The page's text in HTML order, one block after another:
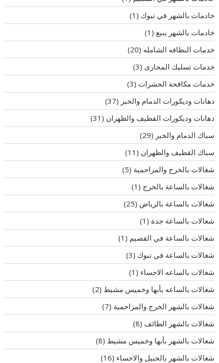
خادمات بالشهر في تبوك (1)
خادمات بالشهر ينبع (1)
خدمات النظافه الشامله (20)
خدمات تسليك المجارى (3)
خدمات مكافحة الحشرات (3)
دهانات وديكورات الدمام والخبر (37)
دهانات وديكورات القطيف والظهران (31)
سباك الدمام والخبر (29)
سباك القطيف والظهران (11)
شغالات بالخرج والمزاحمية (5)
شغالات بالساعة بالخرج (1)
شغالات بالساعة بالرياض (25)
شغالات بالساعة جدة (1)
شغالات بالساعة في القصيم (1)
شغالات بالساعة في تبوك (3)
شغالات بالساعه الاحساء (1)
شغالات بالساعه بأبها وخميس مشيط (2)
شغالات بالشهر الخرج والمزاحمية (7)
شغالات بالشهر الطائف (8)
شغالات بالشهر بأبها وخميس مشيط (8)
شغالات بالشهر بالجبيل والاحساء (16)